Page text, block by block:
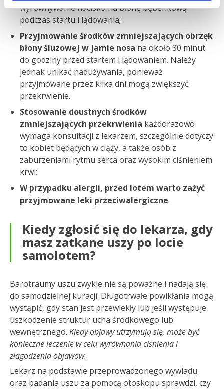
wyrównywanie nacisku na błonę bębenkową
podczas startu i lądowania;
Przyjmowanie środków zmniejszających obrzęk
błony śluzowej w jamie nosa na około 30 minut
do godziny przed startem i lądowaniem. Należy
jednak unikać nadużywania, ponieważ
przyjmowane przez kilka dni mogą zwiększyć
przekrwienie.
Stosowanie doustnych środków
zmniejszających przekrwienia każdorazowo
wymaga konsultacji z lekarzem, szczególnie dotyczy
to kobiet będących w ciąży, a także osób z
zaburzeniami rytmu serca oraz wysokim ciśnieniem
krwi;
W przypadku alergii, przed lotem warto zażyć
przyjmowane leki przeciwalergiczne.
Kiedy zgłosić się do lekarza, gdy
masz zatkane uszy po locie
samolotem?
Barotraumy uszu zwykle nie są poważne i nadają się
do samodzielnej kuracji. Długotrwałe powikłania mogą
wystąpić, gdy stan jest przewlekły lub jeśli występuje
uszkodzenie struktur ucha środkowego lub
wewnętrznego. Kiedy objawy utrzymują się, może być
konieczne leczenie w celu wyrównania ciśnienia i
złagodzenia objawów.
Lekarz na podstawie przeprowadzonego wywiadu
oraz badania uszu za pomocą otoskopu sprawdzi, czy